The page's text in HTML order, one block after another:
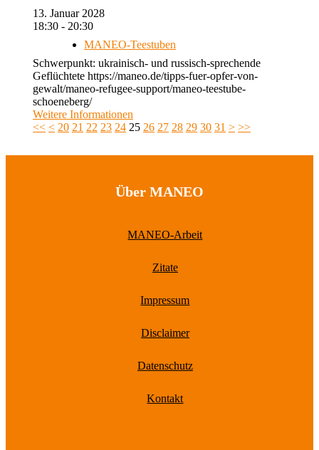
13. Januar 2028
18:30 - 20:30
MANEO-Teestuben
Schwerpunkt: ukrainisch- und russisch-sprechende
Geflüchtete https://maneo.de/tipps-fuer-opfer-von-
gewalt/maneo-refugee-support/maneo-teestube-
schoeneberg/
Weitere Informationen
<< < 20 21 22 23 24 25 26 27 28 29 30 31 > >>
Über MANEO
MANEO-Arbeit
Zitate
Impressum
Disclaimer
Datenschutz
Kontakt